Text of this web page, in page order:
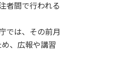
者間で行われる
では、その前月
、広報や講習